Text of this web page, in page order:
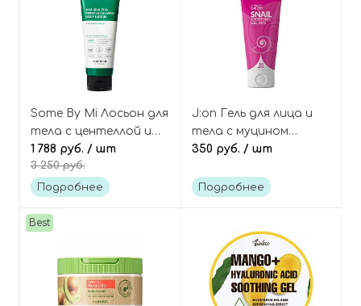
Some By Mi Лосьон для
тела с центеллой и
кислотами, AHA-BHA-
PHA 30 Days Miracle
Calming Body Lotion
1 788 руб. / шт
3 250 руб.
Подробнее
J:on Гель для лица и
тела с муцином
улитки 98% Snail
face&body
350 руб. / шт
Подробнее
Best